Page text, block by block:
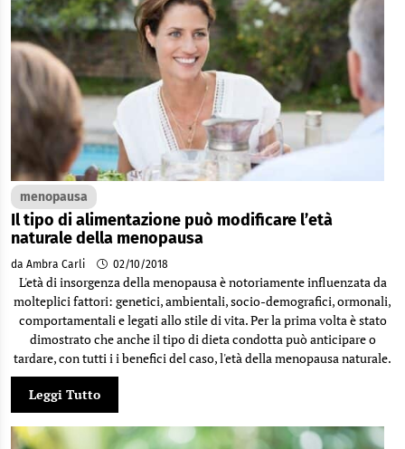
menopausa
Il tipo di alimentazione può modificare l’età
naturale della menopausa
da Ambra Carli 02/10/2018
L'età di insorgenza della menopausa è notoriamente influenzata da
molteplici fattori: genetici, ambientali, socio-demografici, ormonali,
comportamentali e legati allo stile di vita. Per la prima volta è stato
dimostrato che anche il tipo di dieta condotta può anticipare o
tardare, con tutti i i benefici del caso, l'età della menopausa naturale.
Leggi Tutto